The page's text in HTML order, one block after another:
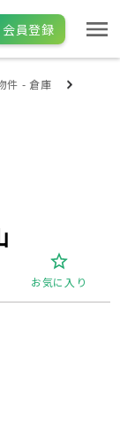
会員登録
件 - 倉庫
お気に入り